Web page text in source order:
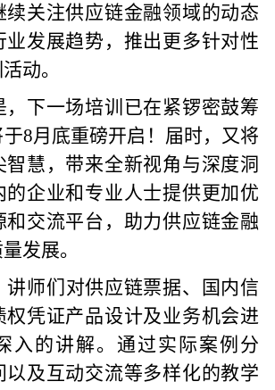
续关注供应链金融领域的动态
业发展趋势，推出更多针对性
动。
，下一场培训已在紧锣密鼓筹
8月 底重磅开启！届时，又将
智慧，带来全新视角与深度洞
的企业和专业人士提供更加优
和交流平台，助力供应链金融
发展。
讲师们对供应链票据、国内信
权凭证产品设计及业务机会进
入的讲解。通过实际案例分
以及互动交流等多样化的教学